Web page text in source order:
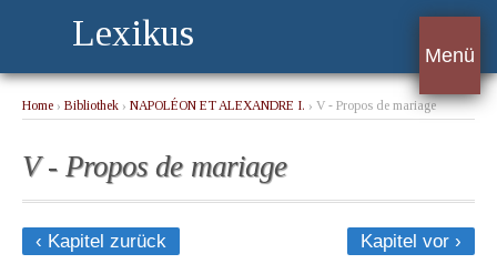
Lexikus
Menü
Home › Bibliothek › NAPOLÉON ET ALEXANDRE I. › V - Propos de mariage
V - Propos de mariage
‹ Kapitel zurück Kapitel vor ›